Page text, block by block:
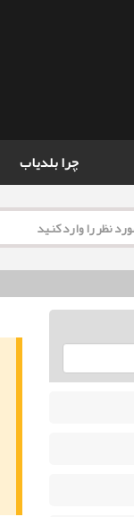
چرا بلدیاب